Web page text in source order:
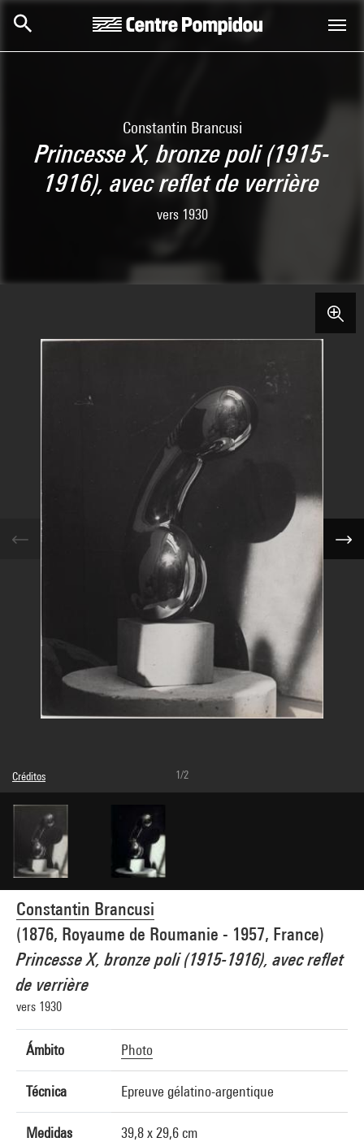
Constantin Brancusi
Princesse X, bronze poli (1915-
1916), avec reflet de verrière
vers 1930
Constantin Brancusi
(1876, Royaume de Roumanie - 1957, France)
Princesse X, bronze poli (1915-1916), avec reflet
de verrière
vers 1930
Ámbito Photo
Técnica Epreuve gélatino-argentique
Medidas 39,8 x 29,6 cm
Créditos
© Succession Brancusi - All rights reserved (Adagp)
Créditos fotográficos : Centre Pompidou, MNAM-CCI/Philippe Migeat/Dist.
GrandPalaisRmn
Referencia de la imagen : 4N87275
Difusión de la imagen :
GrandPalaisRmnPhoto
1/2